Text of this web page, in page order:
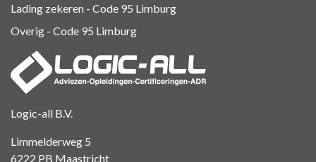
Logic-all B.V.
Limmelderweg 5
6222 PB Maastricht
Lading zekeren - Code 95 Limburg
Overig - Code 95 Limburg